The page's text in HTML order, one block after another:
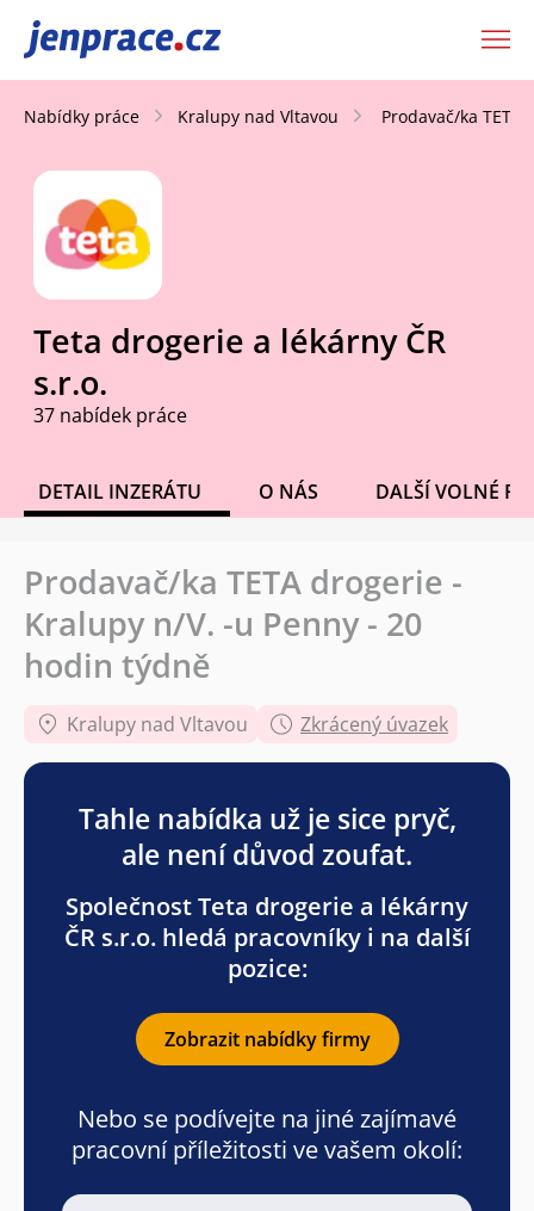
JenPráce.cz
Nabídky práce Kralupy nad Vltavou Prodavač/ka
Teta drogerie a lékárny ČR
s.r.o.
37 nabídek práce
DETAIL INZERÁTU O NÁS DALŠÍ VOLNÉ
Prodavač/ka TETA drogerie -
Kralupy n/V. -u Penny - 20
hodin týdně
Kralupy nad Vltavou Zkrácený úvazek
Tahle nabídka už je sice pryč,
ale není důvod zoufat.
Společnost Teta drogerie a lékárny
ČR s.r.o. hledá pracovníky i na další
pozice:
Zobrazit nabídky firmy
Nebo se podívejte na jiné zajímavé
pracovní příležitosti ve vašem okolí: